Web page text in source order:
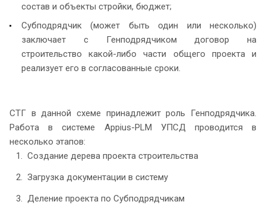
состав и объекты стройки, бюджет;
Субподрядчик (может быть один или несколько)
заключает с Генподрядчиком договор на
строительство какой-либо части общего проекта и
реализует его в согласованные сроки.
СТГ в данной схеме принадлежит роль Генподрядчика.
Работа в системе Appius-PLM УПСД проводится в
несколько этапов:
Создание дерева проекта строительства
Загрузка документации в систему
Деление проекта по Субподрядчикам